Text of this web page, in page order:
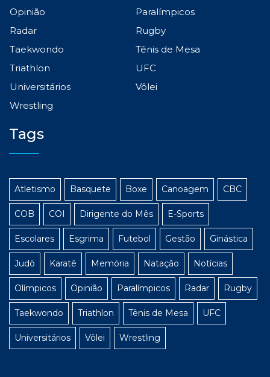
Opinião
Paralímpicos
Radar
Rugby
Taekwondo
Tênis de Mesa
Triathlon
UFC
Universitários
Vôlei
Wrestling
Tags
Atletismo Basquete Boxe Canoagem CBC
COB COI Dirigente do Mês E-Sports
Escolares Esgrima Futebol Gestão Ginástica
Judô Karatê Memória Natação Notícias
Olímpicos Opinião Paralímpicos Radar Rugby
Taekwondo Triathlon Tênis de Mesa UFC
Universitários Vôlei Wrestling